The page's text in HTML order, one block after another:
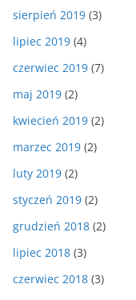
sierpień 2019 (3)
lipiec 2019 (4)
czerwiec 2019 (7)
maj 2019 (2)
kwiecień 2019 (2)
marzec 2019 (2)
luty 2019 (2)
styczeń 2019 (2)
grudzień 2018 (2)
lipiec 2018 (3)
czerwiec 2018 (3)